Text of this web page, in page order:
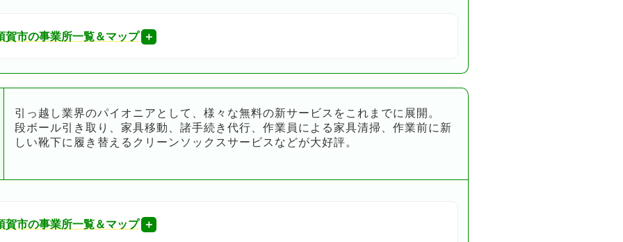
賀市の事業所一覧＆マップ
引っ越し業界のパイオニアとして、様々な無料の新サービスをこれまでに展開。
段ボール引き取り、家具移動、諸手続き代行、作業員による家具清掃、作業前に新
しい靴下に履き替えるクリーンソックスサービスなどが大好評。
賀市の事業所一覧＆マップ